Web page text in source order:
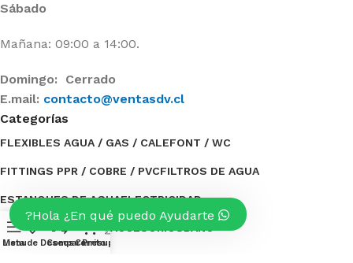
Sábado
Mañana: 09:00 a 14:00.
Domingo: Cerrado
E.mail: contacto@ventasdv.cl
Categorías
FLEXIBLES AGUA / GAS / CALEFONT / WC
FITTINGS PPR / COBRE / PVCFILTROS DE AGUA
ESTANQUES DE AGUAELECTRICIDAD
BOMBAS DE AGUA / ACCESORIOSBAÑO
Categorías
Hola ¿En qué puedo Ayudarte?
Menu
Lista de Deseos
Compare
0
Carrito
Presupuesto